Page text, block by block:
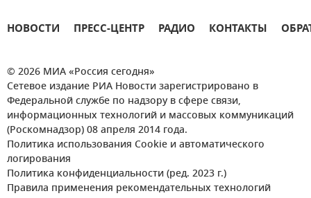
НОВОСТИ ПРЕСС-ЦЕНТР РАДИО КОНТАКТЫ
© 2026 МИА «Россия сегодня»
Сетевое издание РИА Новости зарегистрировано в
Федеральной службе по надзору в сфере связи,
информационных технологий и массовых коммуникаций
(Роскомнадзор) 08 апреля 2014 года.
Политика использования Cookie и автоматического
логирования
Политика конфиденциальности (ред. 2023 г.)
Правила применения рекомендательных технологий